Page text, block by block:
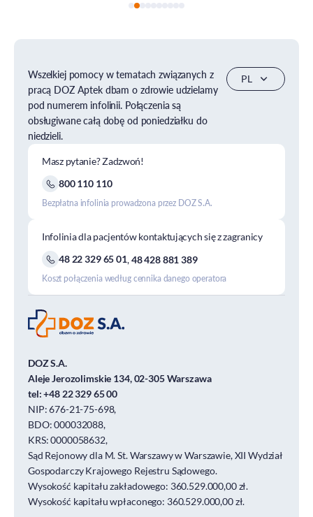
Wszelkiej pomocy w tematach związanych z
pracą DOZ Aptek dbam o zdrowie udzielamy
pod numerem infolinii. Połączenia są
obsługiwane całą dobę od poniedziałku do
niedzieli.
Masz pytanie? Zadzwoń!
800 110 110
Bezpłatna infolinia prowadzona przez DOZ S.A.
Infolinia dla pacjentów kontaktujących się z zagranicy
48 22 329 65 01,48 428 881 389
Koszt połączenia według cennika danego operatora
DOZ S.A.
Aleje Jerozolimskie 134, 02-305 Warszawa
tel:+48 22 329 65 00
NIP: 676-21-75-698,
BDO: 000032088,
KRS: 0000058632,
Sąd Rejonowy dla M. St. Warszawy w Warszawie, XII Wydział
Gospodarczy Krajowego Rejestru Sądowego.
Wysokość kapitału zakładowego: 360.529.000,00 zł.
Wysokość kapitału wpłaconego: 360.529.000,00 zł.